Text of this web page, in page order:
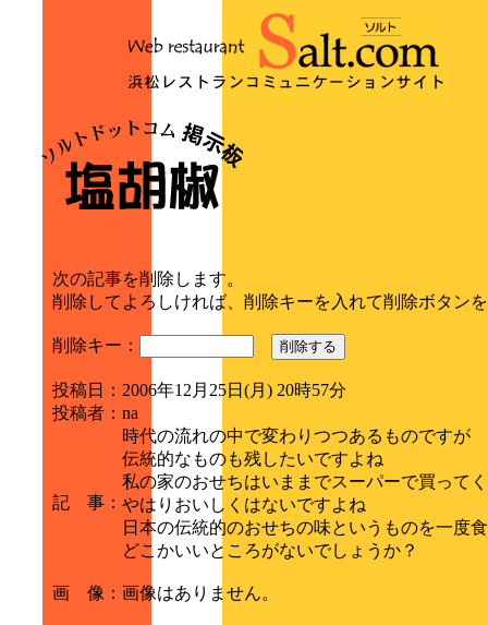
次の記事を削除します。
削除してよろしければ、削除キーを入れて削除ボタン
削除キー： 削除する
投稿日 ： 2006年12月25日(月) 20時57分
投稿者 ： na
記 事 ：
時代の流れの中で変わりつつあるものですが
伝統的なものも残したいですよね
私の家のおせちはいままでスーパーで買って
やはりおいしくはないですよね
日本の伝統的のおせちの味というものを一度
どこかいいところがないでしょうか？
画 像 ： 画像はありません。